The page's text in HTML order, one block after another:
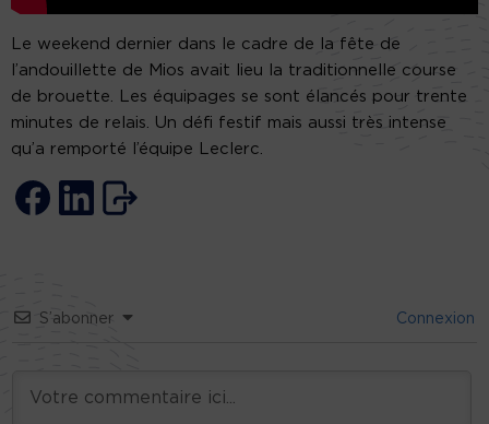
Le weekend dernier dans le cadre de la fête de
l’andouillette de Mios avait lieu la traditionnelle course
de brouette. Les équipages se sont élancés pour trente
minutes de relais. Un défi festif mais aussi très intense
qu’a remporté l’équipe Leclerc.
S’abonner Connexion